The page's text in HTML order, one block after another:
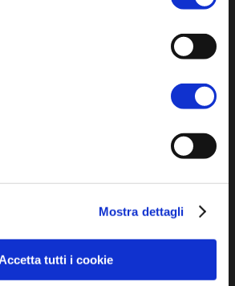
Mostra dettagli
tutti i cookie
e tradizioni